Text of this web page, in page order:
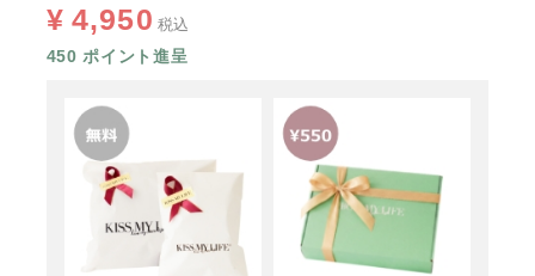
¥ 4,950 税込
450 ポイント進呈